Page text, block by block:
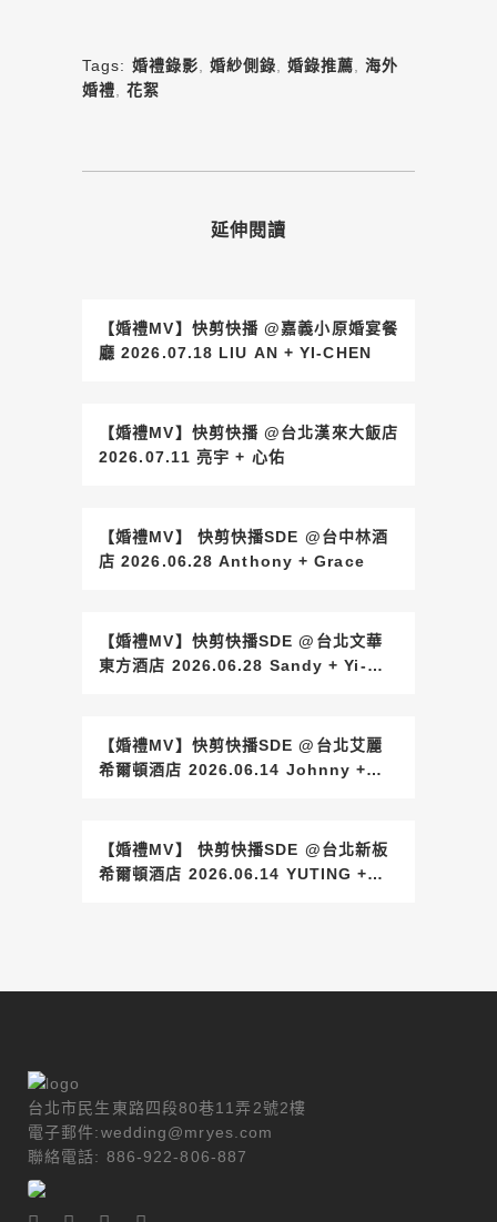
Tags: 婚禮錄影 婚紗側錄 ,婚錄推薦 ,海外
婚禮 ,花絮
延伸閱讀
【婚禮MV】快剪快播 @嘉義小原婚宴餐
廳 2026.07.18 LIU AN + YI-CHEN
【婚禮MV】快剪快播 @台北漢來大飯店
2026.07.11 亮宇 + 心佑
【婚禮MV】 快剪快播SDE @台中林酒
店 2026.06.28 Anthony + Grace
【婚禮MV】快剪快播SDE @台北文華
東方酒店 2026.06.28 Sandy + Yi-
【婚禮MV】快剪快播SDE @台北艾麗
希爾頓酒店 2026.06.14 Johnny +
【婚禮MV】 快剪快播SDE @台北新板
希爾頓酒店 2026.06.14 YUTING +
台北市民生東路四段80巷11弄2號2樓
電子郵件:wedding@mryes.com
聯絡電話: 886-922-806-887